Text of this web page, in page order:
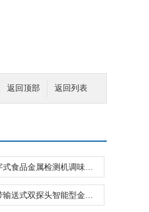
返回列表
返回顶部